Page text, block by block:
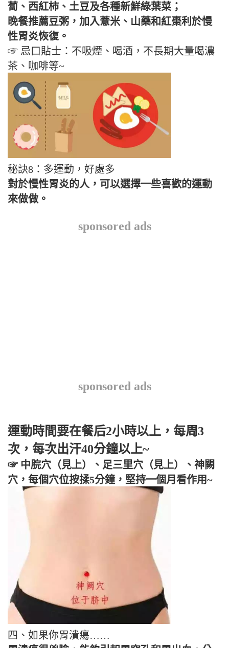
蔔、西紅柿、土豆及各種新鮮綠葉菜；
晚餐推薦豆粥，加入薏米、山藥和紅棗利於慢
性胃炎恢復。
☞ 忌口貼士：不吸煙、喝酒，不長期大量喝濃
茶、咖啡等~
秘訣8：多運動，好處多
對於慢性胃炎的人，可以選擇一些喜歡的運動
來做做。
sponsored ads
sponsored ads
運動時間要在餐后2小時以上，每周3
次，每次出汗40分鐘以上~
☞ 中脘穴（見上）、足三里穴（見上）、神闕
穴，每個穴位按揉5分鐘，堅持一個月看作用~
四、如果你胃潰瘍……